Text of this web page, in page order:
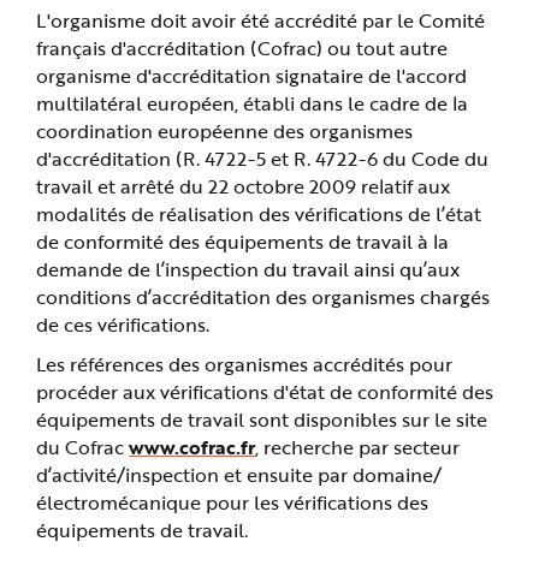
L'organisme doit avoir été accrédité par le Comité
français d'accréditation (Cofrac) ou tout autre
organisme d'accréditation signataire de l'accord
multilatéral européen, établi dans le cadre de la
coordination européenne des organismes
d'accréditation (R. 4722-5 et R. 4722-6 du Code du
travail et arrêté du 22 octobre 2009 relatif aux
modalités de réalisation des vérifications de l’état
de conformité des équipements de travail à la
demande de l’inspection du travail ainsi qu’aux
conditions d’accréditation des organismes chargés
de ces vérifications.
Les références des organismes accrédités pour
procéder aux vérifications d'état de conformité des
équipements de travail sont disponibles sur le site
du Cofracwww.cofrac.fr, recherche par secteur
d’activité/inspection et ensuite par domaine/
électromécanique pour les vérifications des
équipements de travail.